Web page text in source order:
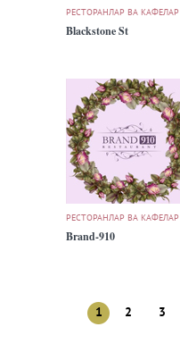
РЕСТОРАНЛАР ВА КАФЕЛАР
Blackstone St
РЕСТОРАНЛАР ВА КАФЕЛАР
Brand-910
1 2 3